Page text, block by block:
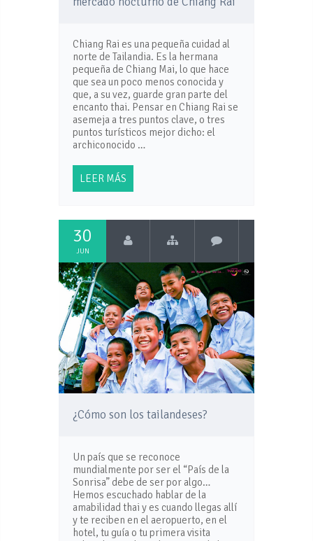
Chiang Rai es una pequeña cuidad al
norte de Tailandia. Es la hermana
pequeña de Chiang Mai, lo que hace
que sea un poco menos conocida y
que, a su vez, guarde gran parte del
encanto thai. Pensar en Chiang Rai se
asemeja a tres puntos clave, o tres
puntos turísticos mejor dicho: el
archiconocido …
LEER MÁS
30
JUN
¿Cómo son los tailandeses?
Un país que se reconoce
mundialmente por ser el “País de la
Sonrisa” debe de ser por algo…
Hemos escuchado hablar de la
amabilidad thai y es cuando llegas allí
y te reciben en el aeropuerto, en el
hotel, tu guía o tu primera visita